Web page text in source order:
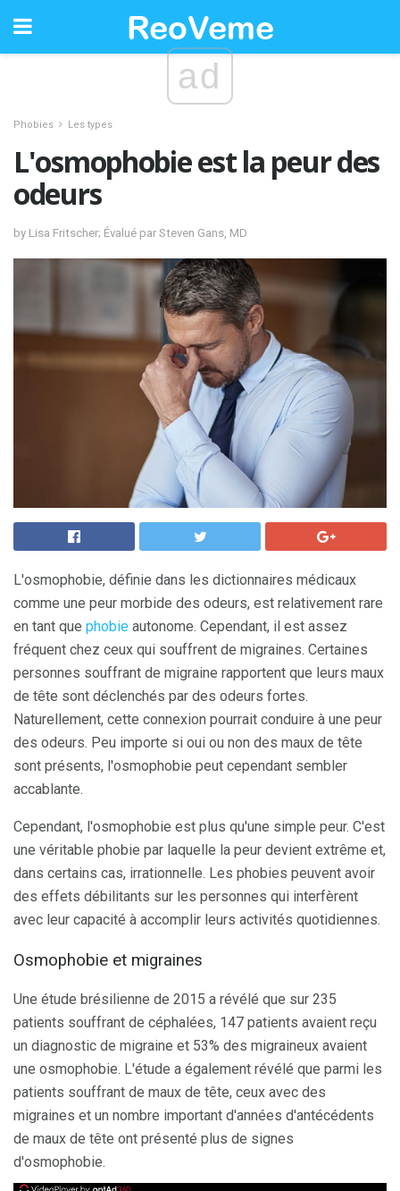
ad
Phobies Les types
L'osmophobie est la peur des
odeurs
by Lisa Fritscher; Évalué par Steven Gans, MD
L'osmophobie, définie dans les dictionnaires médicaux
comme une peur morbide des odeurs, est relativement rare
en tant que phobie autonome. Cependant, il est assez
fréquent chez ceux qui souffrent de migraines. Certaines
personnes souffrant de migraine rapportent que leurs maux
de tête sont déclenchés par des odeurs fortes.
Naturellement, cette connexion pourrait conduire à une peur
des odeurs. Peu importe si oui ou non des maux de tête
sont présents, l'osmophobie peut cependant sembler
accablante.
Cependant, l'osmophobie est plus qu'une simple peur. C'est
une véritable phobie par laquelle la peur devient extrême et,
dans certains cas, irrationnelle. Les phobies peuvent avoir
des effets débilitants sur les personnes qui interfèrent
avec leur capacité à accomplir leurs activités quotidiennes.
Osmophobie et migraines
Une étude brésilienne de 2015 a révélé que sur 235
patients souffrant de céphalées, 147 patients avaient reçu
un diagnostic de migraine et 53% des migraineux avaient
une osmophobie. L'étude a également révélé que parmi les
patients souffrant de maux de tête, ceux avec des
migraines et un nombre important d'années d'antécédents
de maux de tête ont présenté plus de signes
d'osmophobie.